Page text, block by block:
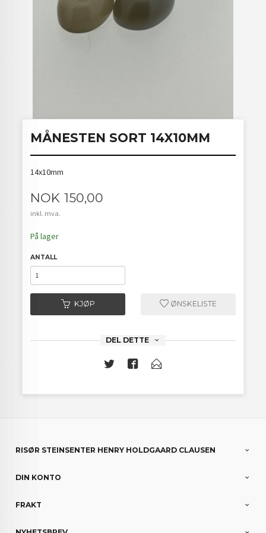
MÅNESTEN SORT 14X10MM
14x10mm
Pris
NOK 150,00
inkl. mva.
På lager
ANTALL
KJØP ØNSKELISTE
DEL DETTE
RISØR STEINSENTER HENRY HOLDGAARD CLAUSEN
DIN KONTO
FRAKT